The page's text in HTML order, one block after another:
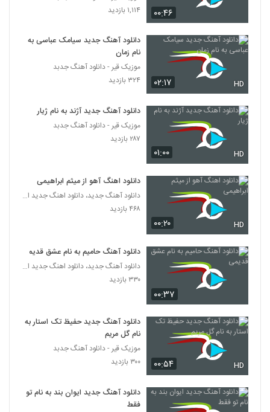
دانلود آهنگ شهرام شرقی آینده چه خواهد شد
(Shahram Sharghi Ayande Che
Khaahad Shod)
۲۶۶ بازدید
2119
دانلود آهنگ شهرام زندی تو برگشتی
(Shahram Zandi To Bargashti)
۳۴۰ بازدید
دانلود آهنگ جدید و زیبای شهروز اجمالی با نام
زنگ زنگ
2121
آهنگ سیاوش پالاهنگ بنام بارون
2122
دانلود آهنگ جذابی از بهرام بهرامی
۳۰۶ بازدید
دانلود آهنگ نیما جانی پای ثابت (Nima Jani
Paye Sabet)
2124
دانلود آهنگ شباهنگ (جدید) ریسک
۳۷۹ بازدید
2125
آهنگ فصل پنجم از حمید ترابی(پاپ)
۲۵۶ بازدید
هومن شاهی آهنگ بی تو
۰۰:۴۶
۱,۱۱۴ بازدید
۰۲:۱۷ HD
دانلود آهنگ جدید سیامک عباسی به
نام زمان
موزیک قیر - دانلود آهنگ جدبد
۳۲۴ بازدید
۰۱:۰۰ HD
دانلود آهنگ جدید آژند به نام ژیار
موزیک قیر - دانلود آهنگ جدبد
۲۸۷ بازدید
۰۰:۲۰ HD
دانلود اهنگ آهو از میثم ابراهیمی
دانلود آهنگ جدید، دانلود اهنگ جدید ایرانی
۴۶۸ بازدید
۰۰:۳۷
دانلود آهنگ حامیم به نام عشق قدیمی
دانلود آهنگ جدید، دانلود اهنگ جدید ایرانی
۳۳۰ بازدید
۰۰:۵۴ HD
دانلود آهنگ جدید حفیظ تک استار به
نام گل مریم
موزیک قیر - دانلود آهنگ جدبد
۳۰۰ بازدید
دانلود آهنگ جدید ایوان بند به نام تو
فقط